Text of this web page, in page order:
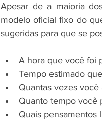
Apesar de a maioria
modelo oficial fixo do
sugeridas para que se
A hora que você foi
Tempo estimado
Quantas vezes
Quanto tempo você
Quais pensamentos